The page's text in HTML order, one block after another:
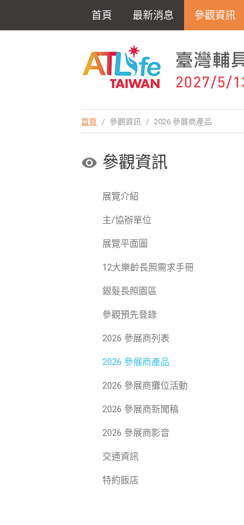
首頁 最新消息 參觀資訊
首頁 / 參觀資訊 / 2026 參展商產品
參觀資訊
展覽介紹
主/協辦單位
展覽平面圖
12大樂齡長照需求手冊
銀髮長照園區
參觀預先登錄
2026 參展商列表
2026 參展商產品
2026 參展商攤位活動
2026 參展商新聞稿
2026 參展商影音
交通資訊
特約飯店